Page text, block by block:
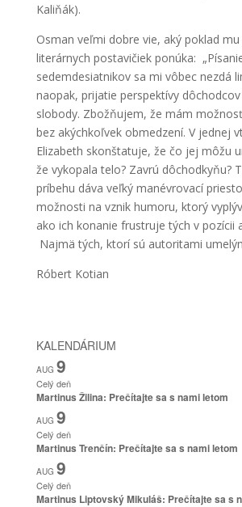
Kaliňák).
Osman veľmi dobre vie, aký poklad
literárnych postavičiek ponúka:
sedemdesiatnikov sa mi vôbec nezdá
naopak, prijatie perspektívy
slobody. Zbožňujem, že mám
bez akýchkoľvek obmedzení. V jednej
Elizabeth skonštatuje, že čo jej môžu
že vykopala telo? Zavrú dôchodkyňu?
príbehu dáva veľký manévrovací
možnosti na vznik humoru, ktorý
ako ich konanie frustruje tých v pozícii
Najmä tých, ktorí sú autoritami
Róbert Kotian
KALENDÁRIUM
AUG 9
Celý deň
Martinus Žilina: Prečítajte sa s nami letom
AUG 9
Celý deň
Martinus Trenčín: Prečítajte sa s nami letom
AUG 9
Celý deň
Martinus Liptovský Mikuláš: Prečítajte sa s